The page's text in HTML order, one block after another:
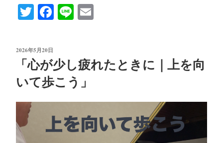
T
wi
tte
r
Fa
ce
ok
Li
ne
投
日:
2026年5月20日
「心が少し疲れたときに｜上を向
いて歩こう」